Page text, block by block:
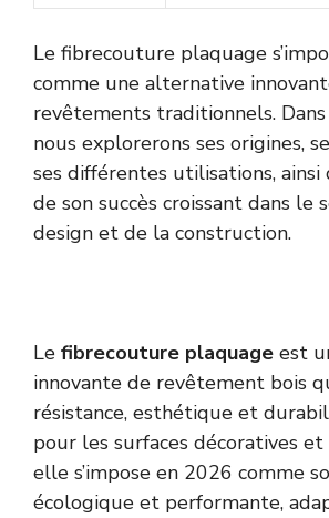
Le fibrecouture plaquage
comme une alternative
revêtements traditionnels.
nous explorerons ses origines,
ses différentes utilisations, ainsi
de son succès croissant dans le
design et de la construction.
Le fibrecouture plaquage est
innovante de revêtement bois
résistance, esthétique et
pour les surfaces décoratives
elle s’impose en 2026 comme
écologique et performante,